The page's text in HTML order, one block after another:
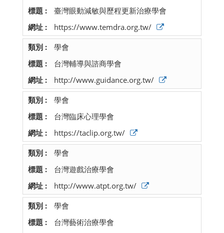
臺灣眼動減敏與歷程更新治療學會
https://www.temdra.org.tw/
學會
台灣輔導與諮商學會
http://www.guidance.org.tw/
學會
台灣臨床心理學會
https://taclip.org.tw/
學會
台灣遊戲治療學會
http://www.atpt.org.tw/
學會
台灣藝術治療學會